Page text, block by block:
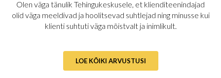
Olen väga tänulik Tehingukeskusele, et klienditeenindajad
olid väga meeldivad ja hoolitsevad suhtlejad ning minusse kui
klienti suhtuti väga mõistvalt ja inimlikult.
LOE KÕIKI ARVUSTUSI